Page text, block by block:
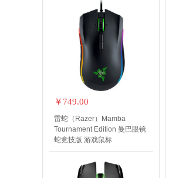
￥749.00
雷蛇（Razer）Mamba
Tournament Edition 曼巴眼镜
蛇竞技版 游戏鼠标